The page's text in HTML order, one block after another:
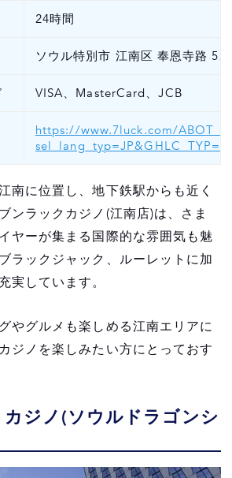
24時間
ソウル特別市 江南区 奉恩寺路
VISA、MasterCard、JCB
https://www.7luck.com/
南に位置し、地下鉄駅からも近く
ンラックカジノ(江南店)は、さま
ヤーが集まる国際的な雰囲気も魅
ラックジャック、ルーレットに加
実しています。
やグルメも楽しめる江南エリアに
ジノを楽しみたい方にとっておす
ジノ(ソウルドラゴンシ